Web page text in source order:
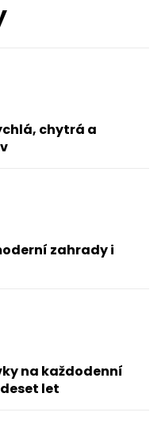
chytrá a
zahrady i
na každodenní
let